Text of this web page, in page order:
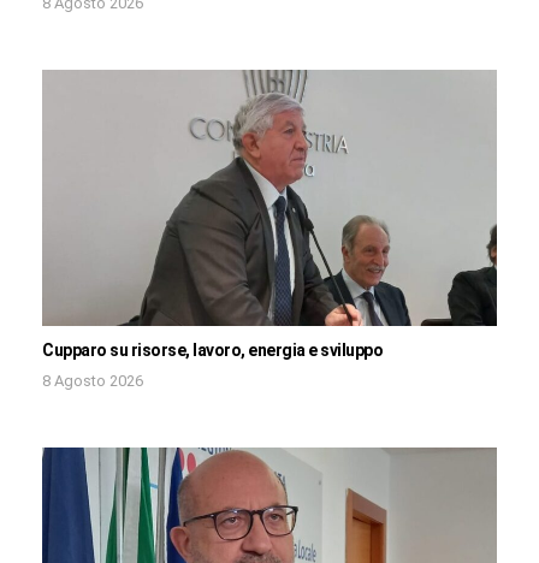
Cupparo su risorse, lavoro, energia e sviluppo
8 Agosto 2026